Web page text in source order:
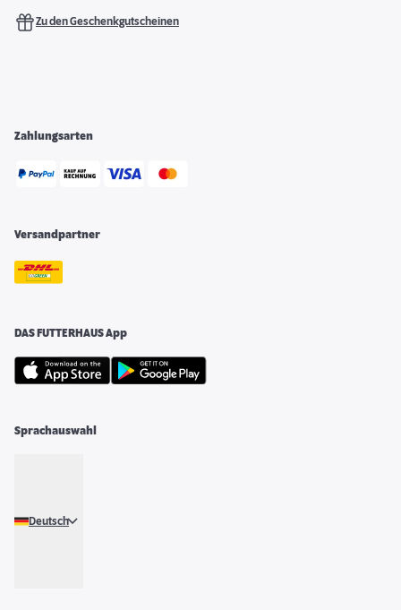
Zu den Geschenkgutscheinen
Zahlungsarten
Versandpartner
DAS FUTTERHAUS App
Sprachauswahl
Deutsch